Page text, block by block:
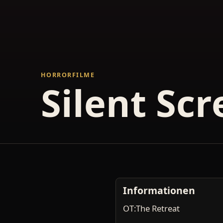
HORRORFILME
Silent
Informationen
OT:The Retreat